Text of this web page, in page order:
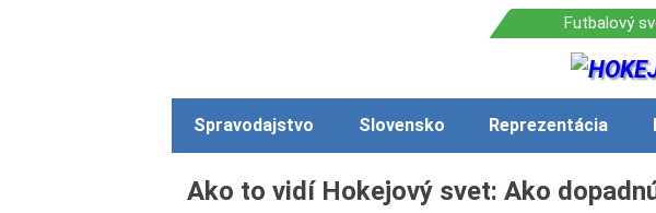
Spravodajstvo Slovensko Reprezentácia
Ako to vidí Hokejový svet: Ako